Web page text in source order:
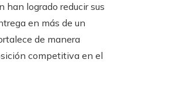
han logrado reducir sus
en más de un
de manera
competitiva en el